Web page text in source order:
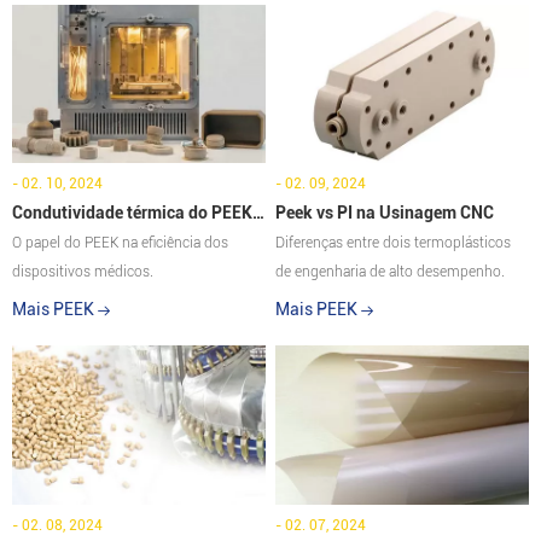
- 02. 10, 2024
Condutividade térmica do PEEK
na Medicina
O papel do PEEK na eficiência dos
dispositivos médicos.
Mais PEEK
- 02. 09, 2024
Peek vs PI na Usinagem CNC
Diferenças entre dois termoplásticos
de engenharia de alto desempenho.
Mais PEEK
- 02. 08, 2024 - 02. 07, 2024